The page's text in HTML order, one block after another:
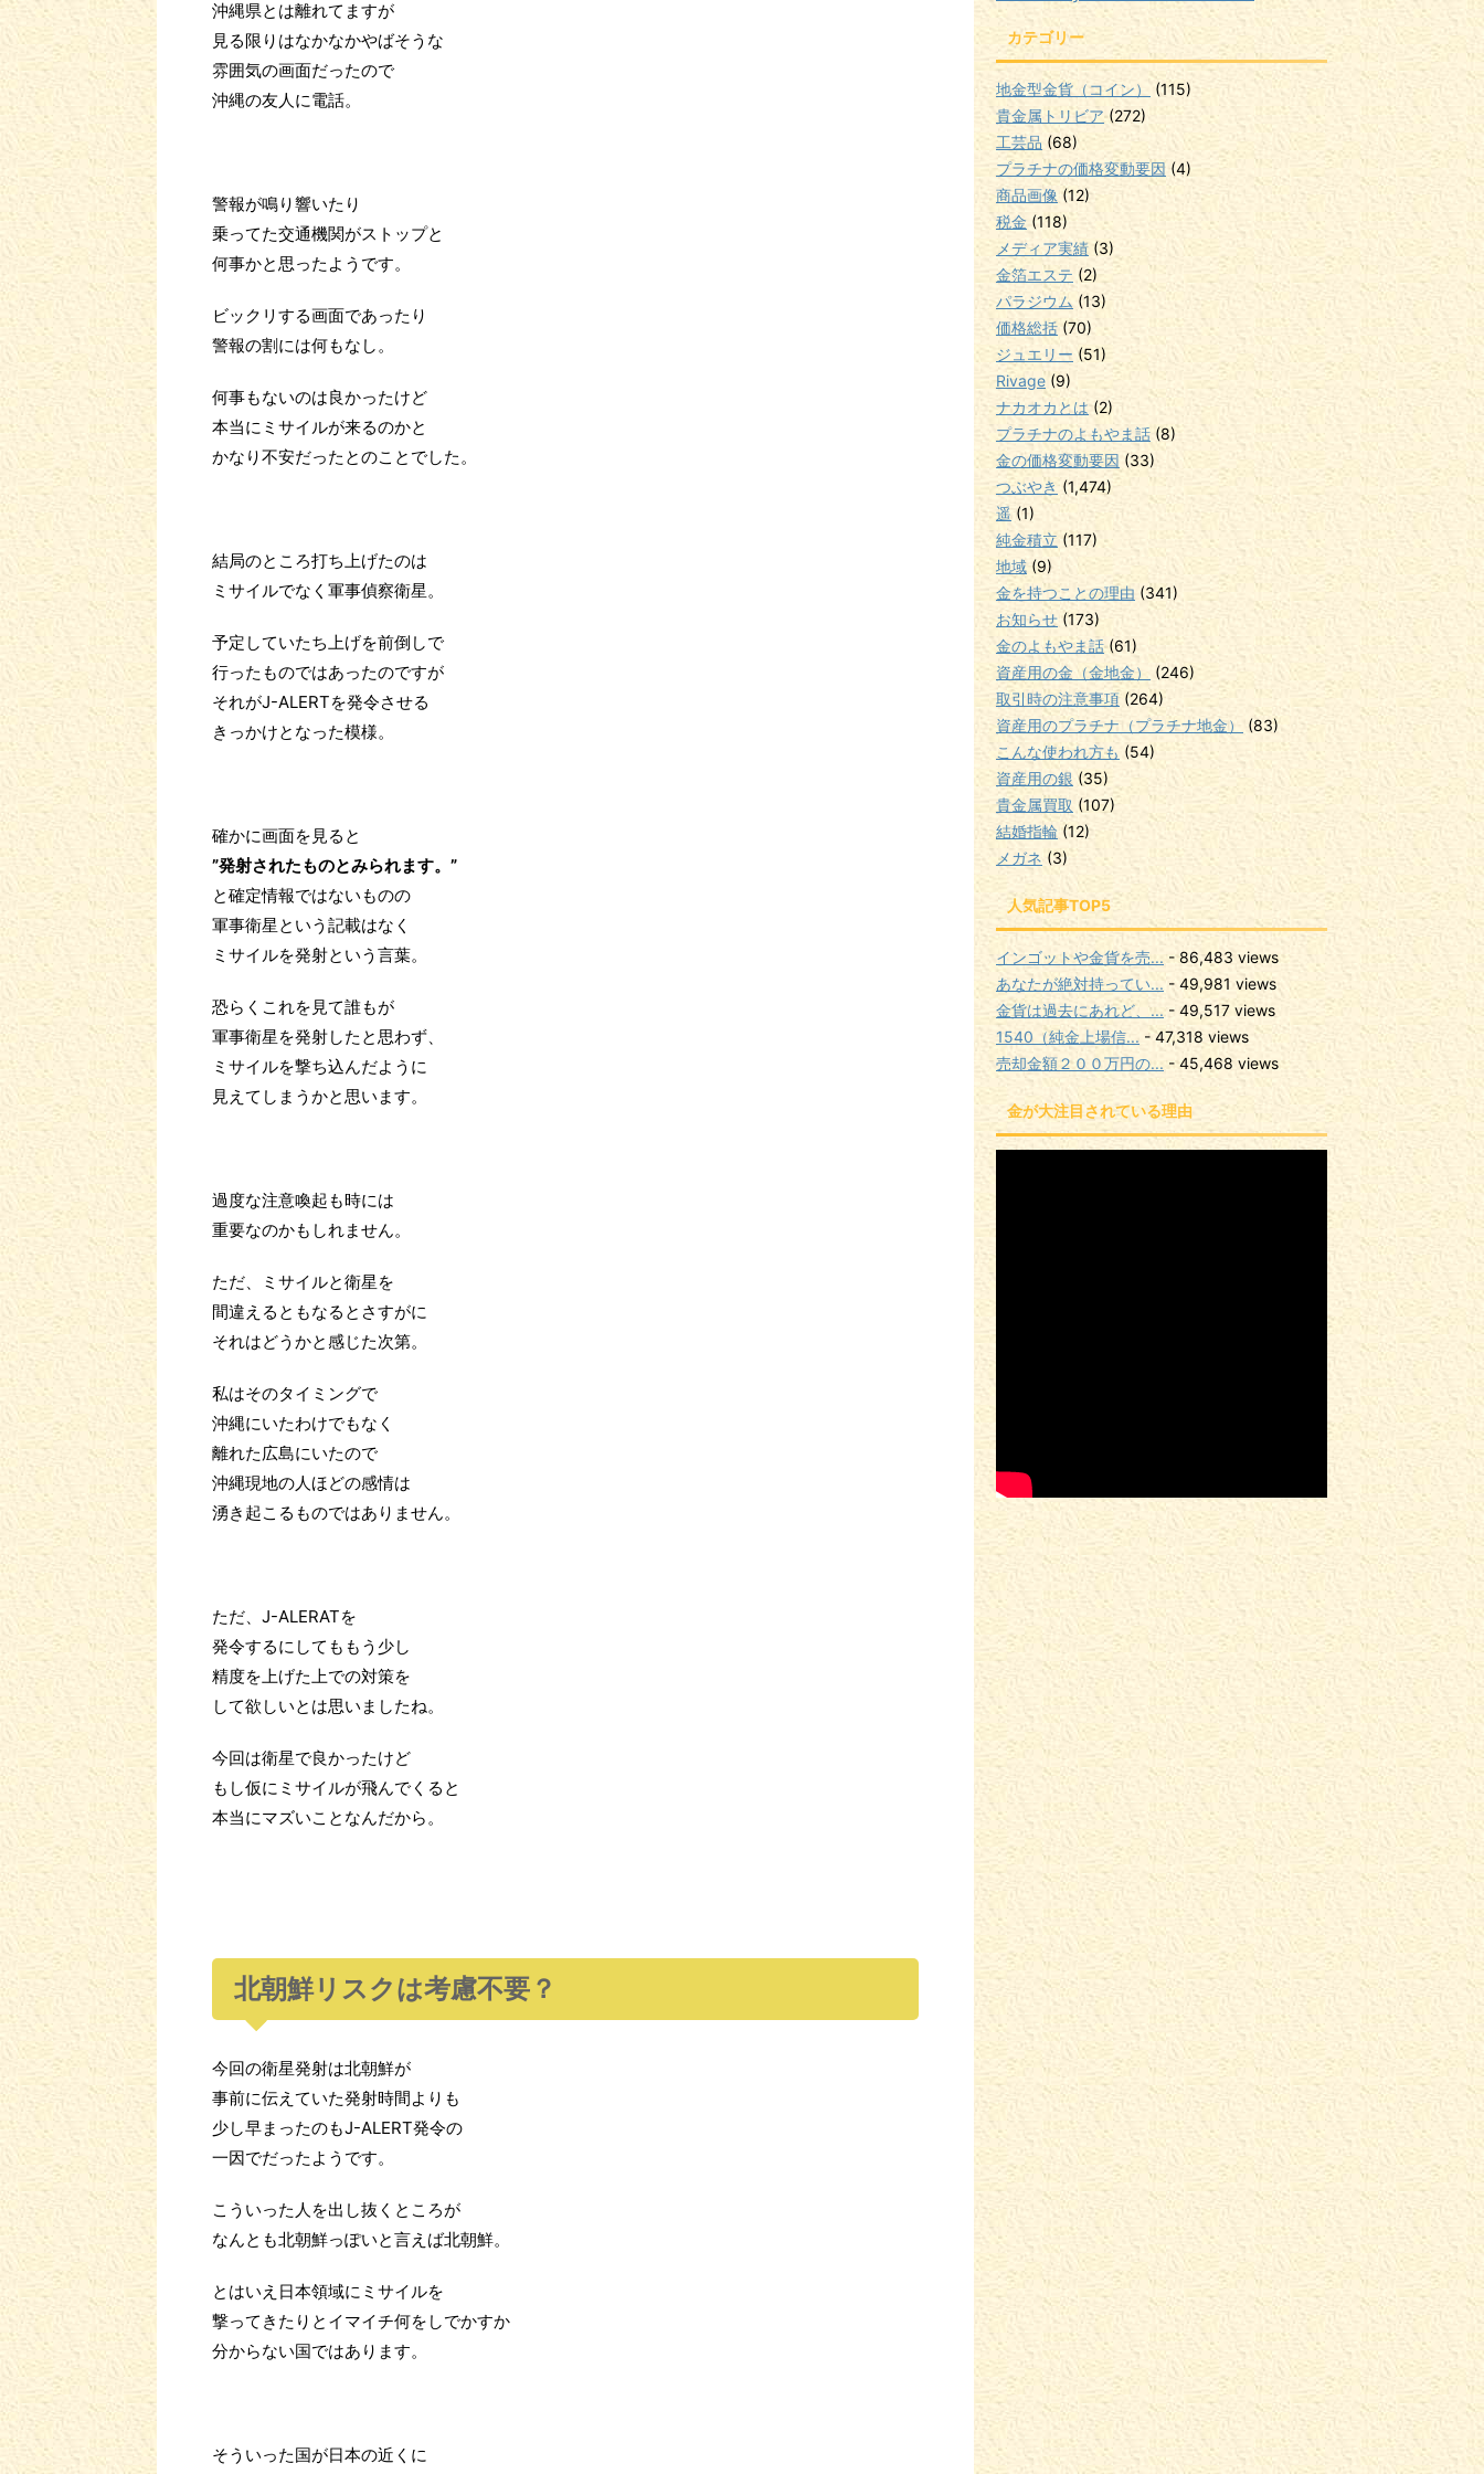
沖縄県とは離れてますが
見る限りはなかなかやばそうな
雰囲気の画面だったので
沖縄の友人に電話。
警報が鳴り響いたり
乗ってた交通機関がストップと
何事かと思ったようです。
ビックリする画面であったり
警報の割には何もなし。
何事もないのは良かったけど
本当にミサイルが来るのかと
かなり不安だったとのことでした。
結局のところ打ち上げたのは
ミサイルでなく軍事偵察衛星。
予定していたち上げを前倒しで
行ったものではあったのですが
それがJ-ALERTを発令させる
きっかけとなった模様。
確かに画面を見ると
”発射されたものとみられます。”
と確定情報ではないものの
軍事衛星という記載はなく
ミサイルを発射という言葉。
恐らくこれを見て誰もが
軍事衛星を発射したと思わず、
ミサイルを撃ち込んだように
見えてしまうかと思います。
過度な注意喚起も時には
重要なのかもしれません。
ただ、ミサイルと衛星を
間違えるともなるとさすがに
それはどうかと感じた次第。
私はそのタイミングで
沖縄にいたわけでもなく
離れた広島にいたので
沖縄現地の人ほどの感情は
湧き起こるものではありません。
ただ、J-ALERATを
発令するにしてももう少し
精度を上げた上での対策を
して欲しいとは思いましたね。
今回は衛星で良かったけど
もし仮にミサイルが飛んでくると
本当にマズいことなんだから。
北朝鮮リスクは考慮不要？
今回の衛星発射は北朝鮮が
事前に伝えていた発射時間よりも
少し早まったのもJ-ALERT発令の
一因でだったようです。
こういった人を出し抜くところが
なんとも北朝鮮っぽいと言えば北朝鮮。
とはいえ日本領域にミサイルを
撃ってきたりとイマイチ何をしでかすか
分からない国ではあります。
そういった国が日本の近くに
カテゴリー
地金型金貨（コイン）
(115)
貴金属トリビア(272)
工芸品 (68)
プラチナの価格変動要因 (4)
商品画像 (12)
税金 (118)
メディア実績 (3)
金箔エステ (2)
パラジウム (13)
価格総括 (70)
ジュエリー (51)
Rivage (9)
ナカオカとは(2)
プラチナのよもやま話 (8)
金の価格変動要因 (33)
つぶやき (1,474)
遥 (1)
純金積立 (117)
地域 (9)
金を持つことの理由 (341)
お知らせ (173)
金のよもやま話(61)
資産用の金（金地金）
(246)
取引時の注意事項 (264)
資産用のプラチナ（プラチナ地金）
(83)
こんな使われ方も (54)
資産用の銀 (35)
貴金属買取 (107)
結婚指輪 (12)
メガネ (3)
人気記事TOP5
インゴットや金貨を売... - 86,483 views
あなたが絶対持ってい... - 49,981 views
金貨は過去にあれど、... - 49,517 views
1540（純金上場信... - 47,318 views
売却金額２００万円の... - 45,468 views
金が大注目されている理由